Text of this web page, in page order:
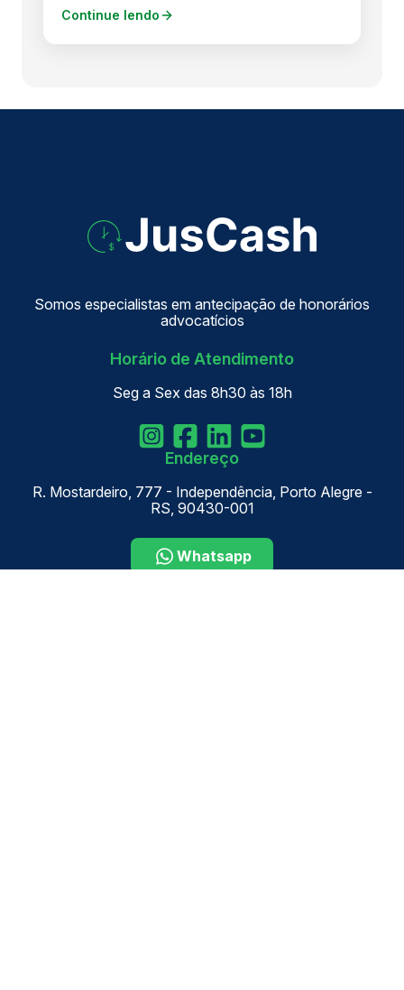
Continue lendo
Somos especialistas em antecipação de honorários
advocatícios
Horário de Atendimento
Seg a Sex das 8h30 às 18h
Endereço
R. Mostardeiro, 777 - Independência, Porto Alegre -
RS, 90430-001
Whatsapp